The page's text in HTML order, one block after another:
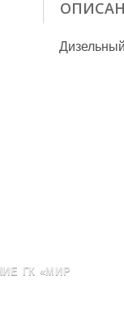
ГК «МИР